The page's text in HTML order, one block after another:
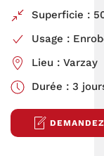
Superficie :
Usage :
Lieu : Varzay
Durée : 3